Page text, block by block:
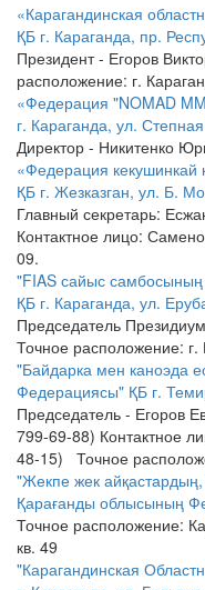
«Карагандинская
ҚБ г. Караганда, пр.
Президент - Егоров
расположение: г.
«Федерация "NOMAD
г. Караганда, ул.
Директор - Никитенко
«Федерация кекушинкай
ҚБ г. Жезказган, ул. Б.
Главный секретарь:
Контактное лицо:
09.
"FIAS сайыс
ҚБ г. Караганда, ул.
Председатель
Точное расположение:
"Байдарка мен каноэда
Федерациясы" ҚБ г.
Председатель - Егоров
799-69-88) Контактное
48-15) Точное
"Жекпе жек
Қарағанды облысының
Точное расположение:
кв. 49
"Карагандинская